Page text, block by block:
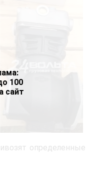
100
сайт
определенные